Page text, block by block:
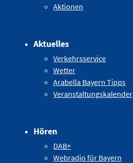
Aktionen
Aktuelles
Verkehrsservice
Wetter
Arabella Bayern Tipps
Veranstaltungskalender
Hören
DAB+
Webradio für Bayern